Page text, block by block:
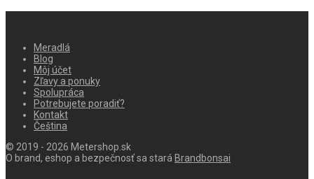
Meradlá
Blog
Môj účet
Zľavy a ponuky
Spolupráca
Potrebujete poradiť?
Kontakt
Čeština
© 2019 - 2026 Metershop.sk
O brand, eshop a bezpečnosť sa stará Brandbonsai